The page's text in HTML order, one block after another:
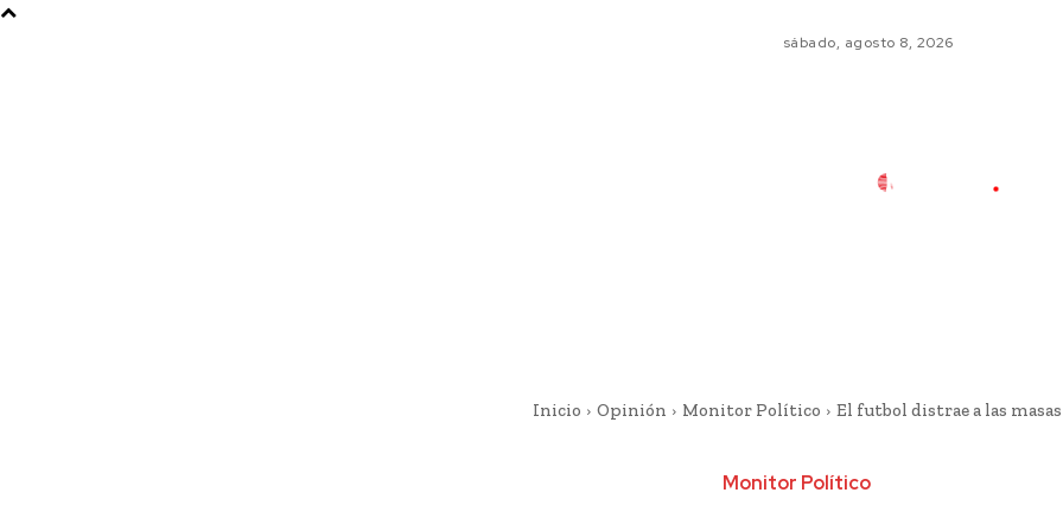
sábado, agosto 8, 2026
Inicio Opinión Monitor Político El futbol distrae a las masas
Monitor Político